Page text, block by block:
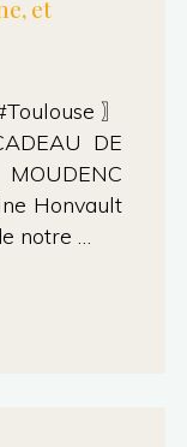
et
〗
DE
Honvault
notre …